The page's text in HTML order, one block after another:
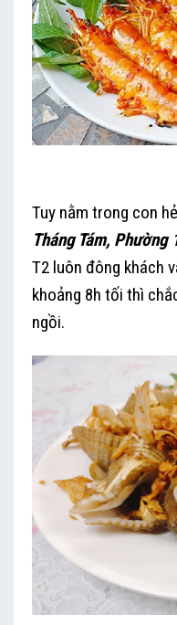
Tuy nằm trong con
Tháng Tám, Phường
T2 luôn đông khách
khoảng 8h tối thì
ngồi.